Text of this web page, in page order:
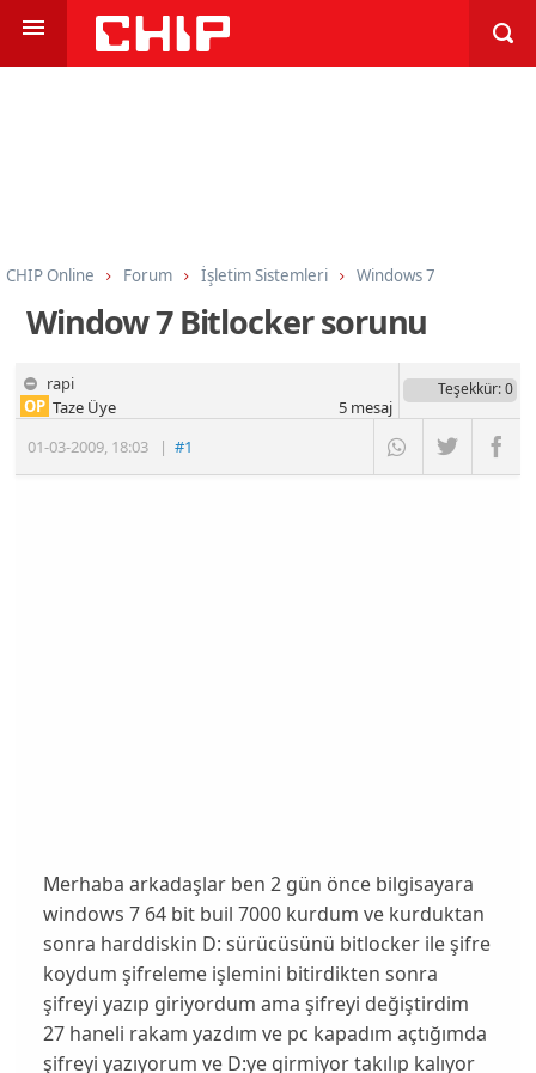
CHIP Online Forum İşletim Sistemleri Windows 7
Window 7 Bitlocker sorunu
rapi
01-03-2009, 18:03 |#1
OP Taze Üye
Teşekkür: 0
5mesaj
Merhaba arkadaşlar ben 2 gün önce bilgisayara
windows 7 64 bit buil 7000 kurdum ve kurduktan
sonra harddiskin D: sürücüsünü bitlocker ile şifre
koydum şifreleme işlemini bitirdikten sonra
şifreyi yazıp giriyordum ama şifreyi değiştirdim
27 haneli rakam yazdım ve pc kapadım açtığımda
şifreyi yazıyorum ve D:ye girmiyor takılıp kalıyor